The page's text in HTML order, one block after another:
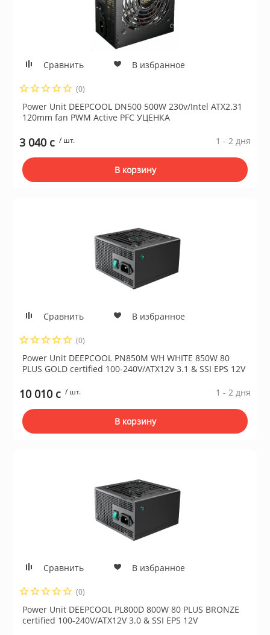
Сравнить В избранное
(0)
Power Unit DEEPCOOL DN500 500W 230v/Intel ATX2.31
120mm fan PWM Active PFC УЦЕНКА
3 040 c / шт. 1 - 2 дня
В корзину
Сравнить В избранное
(0)
Power Unit DEEPCOOL PN850M WH WHITE 850W 80
PLUS GOLD certified 100-240V/ATX12V 3.1 & SSI EPS 12V
10 010 c / шт. 1 - 2 дня
В корзину
Сравнить В избранное
(0)
Power Unit DEEPCOOL PL800D 800W 80 PLUS BRONZE
certified 100-240V/ATX12V 3.0 & SSI EPS 12V